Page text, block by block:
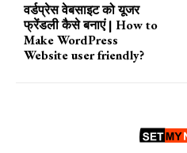
वर्डप्रेस वेबसाइट को यूजर
फ्रेंडली कैसे बनाएं | How to
Make WordPress
Website user friendly?